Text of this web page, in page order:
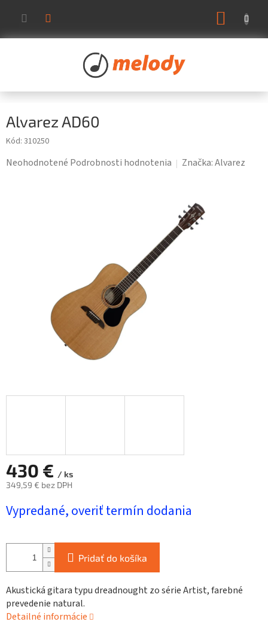
obsah
Alvarez AD60
Kód: 310250
Priemerné
Neohodnotené Podrobnosti hodnotenia Značka:Alvarez
430 € / ks
349,59 € bez DPH
cena:
Vypredané, overiť termín dodania
Pridať do košíka
Akustická gitara typu dreadnought zo série Artist, farebné
prevedenie natural.
Detailné informácie